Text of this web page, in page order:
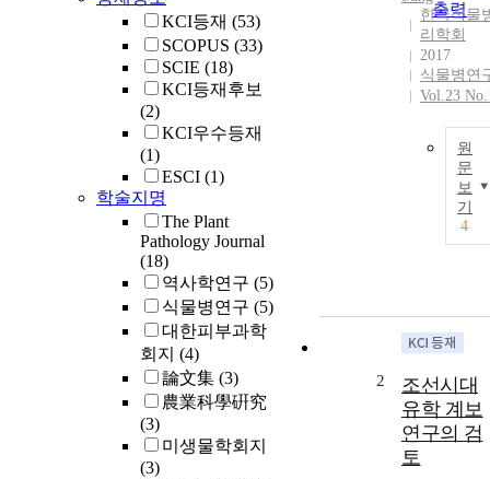
KCI등재 (53)
SCOPUS (33)
SCIE (18)
KCI등재후보
(2)
KCI우수등재
(1)
ESCI (1)
학술지명
The Plant
Pathology Journal
(18)
역사학연구 (5)
식물병연구 (5)
대한피부과학
회지 (4)
論文集 (3)
農業科學硏究
(3)
미생물학회지
(3)
출력
한국식물
리학회
2017
식물병연
Vol.23
원
문
보
기
4
2
조선시대
유학 계보
연구의 검
토